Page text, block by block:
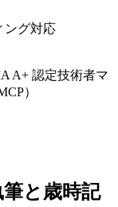
ング対応
A+ 認定技術者マ
）
と歳時記